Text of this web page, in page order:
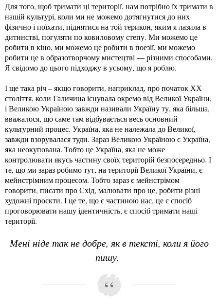
Для того, щоб тримати ці території, нам потрібно їх тримати в
нашій культурі, коли ми не можемо дотягнутися до них
фізично і поїхати, піднятися на той терикон, яким я лазила в
дитинстві, погуляти по ковиловому степу. Ми можемо це
робити в кіно, ми можемо це робити в поезії, ми можемо
робити це в образотворчому мистецтві — різними способами.
Я свідомо до цього підходжу в усьому, що я роблю.
І ще така річ – якщо говорити, наприклад, про початок ХХ
століття, коли Галичина існувала окремо від Великої України,
і Великою Україною завжди називали Україну ту, яка більша,
вважалося, що саме там відбувається весь основний
культурний процес. Україна, яка не належала до Великої,
завжди взорувалася туди. Зараз Великою Україною є Україна,
яка неокупована. Тобто це Україна, яка не може
контролювати якусь частину своїх територій безпосередньо. І
те, що ми зараз робимо тут, на території Великої України, є
мейнстрімним процесом. Тобто зараз є мейнстрімом
говорити, писати про Схід, малювати про це, робити різні
художні проєкти. І це те, що є частиною нас, це є спосіб
проговорювати нашу ідентичність, є спосіб тримати наші
території.
Мені ніде так не добре, як в тексті, коли я його
пишу.